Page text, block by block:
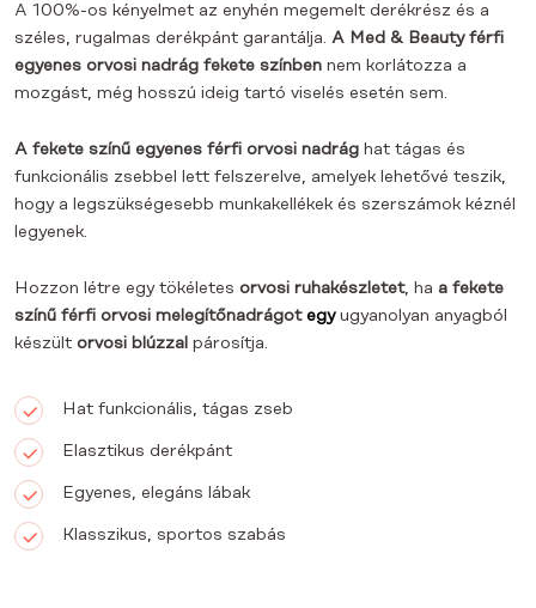
A 100%-os kényelmet az enyhén megemelt derékrész és a
széles, rugalmas derékpánt garantálja. A Med & Beauty férfi
egyenes orvosi nadrág fekete színben nem korlátozza a
mozgást, még hosszú ideig tartó viselés esetén sem.
A fekete színű egyenes férfi orvosi nadrág hat tágas és
funkcionális zsebbel lett felszerelve, amelyek lehetővé teszik,
hogy a legszükségesebb munkakellékek és szerszámok kéznél
legyenek.
Hozzon létre egy tökéletes orvosi ruhakészletet, ha a fekete
színű férfi orvosi melegítőnadrágotegyugyanolyan anyagból
készült orvosi blúzzal párosítja.
Hat funkcionális, tágas zseb
Elasztikus derékpánt
Egyenes, elegáns lábak
Klasszikus, sportos szabás